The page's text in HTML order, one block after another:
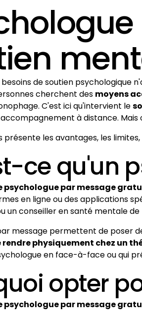
de soutien psychologique
cherchent des moyens
C'est ici qu'intervient le
à distance.
présente les avantages, les
ce qu'un
psychologue par message
en ligne ou des applications
un conseiller en santé mentale
message permettent de poser
rendre physiquement chez un
en face-à-face ou qui
opter
psychologue par message